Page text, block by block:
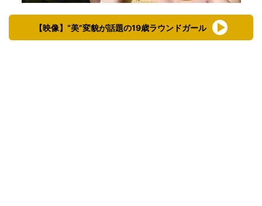
【映像】“美”変貌が話題の19歳ラウンドガール